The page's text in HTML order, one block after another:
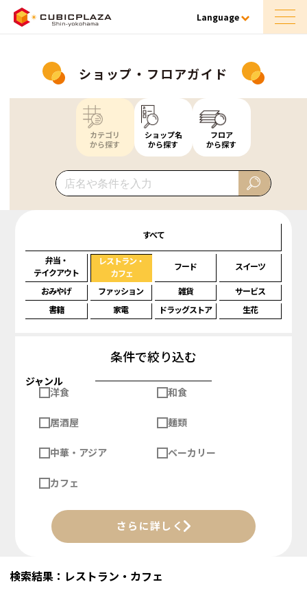
Language
ショップ・フロアガイド
カテゴリ
から探す
ショップ名
から探す
フロア
から探す
すべて
弁当・
テイクアウト
レストラン・
カフェ
フード スイーツ
おみやげ ファッション 雑貨
サービス
書籍
家電 ドラッグストア 生花
条件で絞り込む
ジャンル
洋食
和食
居酒屋 麺類
中華・アジア ベーカリー
カフェ
さらに詳しく
検索結果：レストラン・カフェ